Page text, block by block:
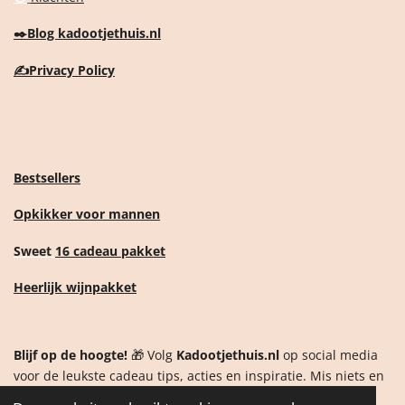
✒️Blog kadootjethuis.nl
✍️Privacy Policy
Bestsellers
Opkikker voor mannen
Sweet 16 cadeau pakket
Heerlijk wijnpakket
Blijf op de hoogte! 🎁 Volg Kadootjethuis.nl op social media
voor de leukste cadeau tips, acties en inspiratie. Mis niets en